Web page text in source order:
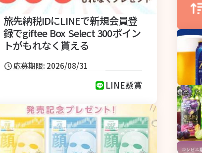
応募期限: 2026/08/31
旅先納税IDにLINEで新規会員登
録でgiftee Box Select 300ポイン
トがもれなく貰える
LINE懸賞